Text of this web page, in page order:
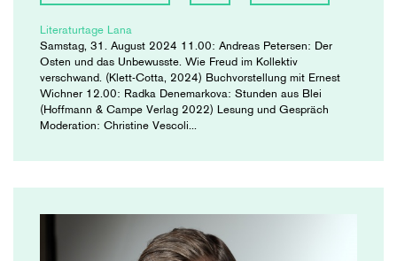
Literaturtage Lana
Samstag, 31. August 2024 11.00: Andreas Petersen: Der
Osten und das Unbewusste. Wie Freud im Kollektiv
verschwand. (Klett-Cotta, 2024) Buchvorstellung mit Ernest
Wichner 12.00: Radka Denemarkova: Stunden aus Blei
(Hoffmann & Campe Verlag 2022) Lesung und Gespräch
Moderation: Christine Vescoli...